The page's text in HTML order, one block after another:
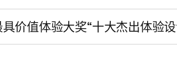
价值体验大奖“十大杰出体验